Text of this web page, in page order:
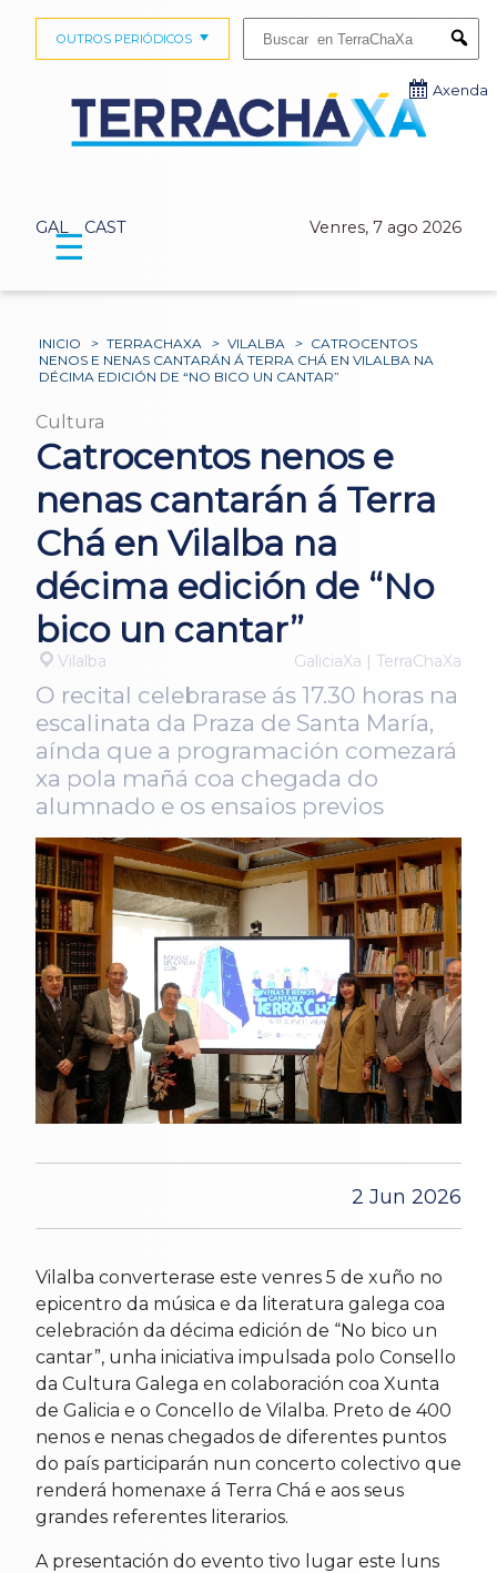
GAL CAST Venres, 7 ago 2026
OUTROS PERIÓDICOS
Axenda
☰
INICIO > TERRACHAXA > VILALBA > CATROCENTOS
NENOS E NENAS CANTARÁN Á TERRA CHÁ EN VILALBA NA
DÉCIMA EDICIÓN DE “NO BICO UN CANTAR”
Cultura
Catrocentos nenos e
nenas cantarán á Terra
Chá en Vilalba na
décima edición de “No
bico un cantar”
Vilalba GaliciaXa | TerraChaXa
O recital celebrarase ás 17.30 horas na
escalinata da Praza de Santa María,
aínda que a programación comezará
xa pola mañá coa chegada do
alumnado e os ensaios previos
2 Jun 2026
Vilalba converterase este venres 5 de xuño no
epicentro da música e da literatura galega coa
celebración da décima edición de “No bico un
cantar”, unha iniciativa impulsada polo Consello
da Cultura Galega en colaboración coa Xunta
de Galicia e o Concello de Vilalba. Preto de 400
nenos e nenas chegados de diferentes puntos
do país participarán nun concerto colectivo que
renderá homenaxe á Terra Chá e aos seus
grandes referentes literarios.
A presentación do evento tivo lugar este luns